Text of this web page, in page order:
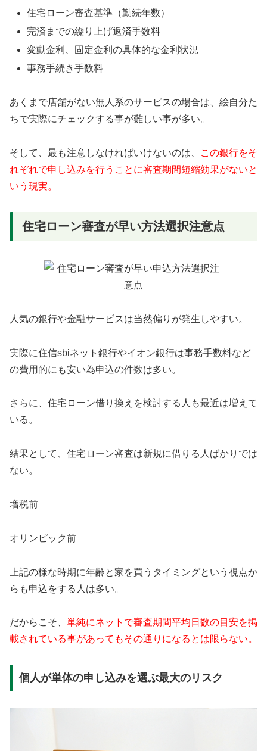
住宅ローン審査基準（勤続年数）
完済までの繰り上げ返済手数料
変動金利、固定金利の具体的な金利状況
事務手続き手数料
あくまで店舗がない無人系のサービスの場合は、絵自分た
ちで実際にチェックする事が難しい事が多い。
そして、最も注意しなければいけないのは、
この銀行をそ
れぞれで申し込みを行うことに審査期間短縮効果がないと
いう現実。
住宅ローン審査が早い方法選択注意点
人気の銀行や金融サービスは当然偏りが発生しやすい。
実際に住信sbiネット銀行やイオン銀行は事務手数料など
の費用的にも安い為申込の件数は多い。
さらに、住宅ローン借り換えを検討する人も最近は増えて
いる。
結果として、住宅ローン審査は新規に借りる人ばかりでは
ない。
増税前
オリンピック前
上記の様な時期に年齢と家を買うタイミングという視点か
らも申込をする人は多い。
だからこそ、 単純にネットで審査期間平均日数の目安を掲
載されている事があってもその通りになるとは限らない。
個人が単体の申し込みを選ぶ最大のリスク